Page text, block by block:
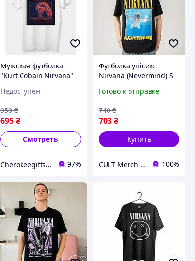
Мужская футболка
"Kurt Cobain Nirvana"
Недоступен
695 ₴
950 ₴
Смотреть
Cherokeegifts - магазин подарунків 97%
Футболка унісекс
Nirvana (Nevermind) S
Готово к отправке
703₴
740 ₴
Купить
CULT Merch Store 100%